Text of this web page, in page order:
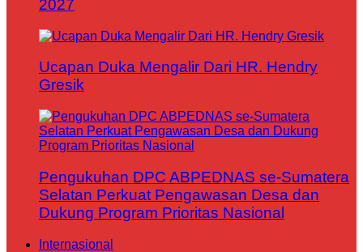
2027
Ucapan Duka Mengalir Dari HR. Hendry
Gresik
Pengukuhan DPC ABPEDNAS se-Sumatera
Selatan Perkuat Pengawasan Desa dan
Dukung Program Prioritas Nasional
Internasional